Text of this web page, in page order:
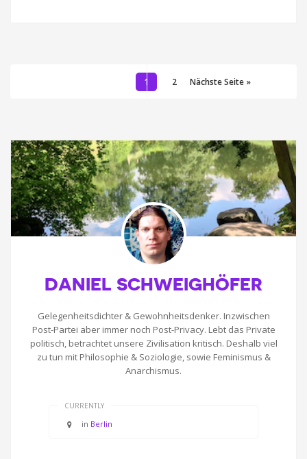
1 2 Nächste Seite »
DANIEL SCHWEIGHÖFER
Gelegenheitsdichter & Gewohnheitsdenker. Inzwischen
Post-Partei aber immer noch Post-Privacy. Lebt das Private
politisch, betrachtet unsere Zivilisation kritisch. Deshalb viel
zu tun mit Philosophie & Soziologie, sowie Feminismus &
Anarchismus.
CURRENTLY
in Berlin